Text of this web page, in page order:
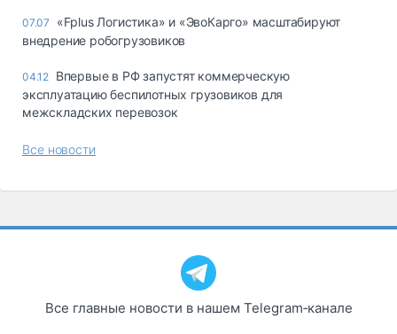
Коммерческий
транспорт
Спецтехника
Автосервис,
07.07
«Fplus Логистика» и «ЭвоКарго» масштабируют
внедрение робогрузовиков
04.12 Впервые в РФ запустят коммерческую
эксплуатацию беспилотных грузовиков для
межскладских перевозок
Все новости
Все главные новости в нашем Telegram‑канале